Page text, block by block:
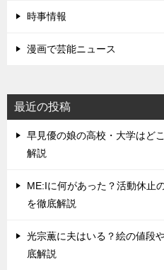
時事情報
漫画で芸能ニュース
最近の投稿
早見優の娘の高校・大学はど
解説
ME:Iに何があった？活動休止
を徹底解説
光宗薫に夫はいる？絵の値段
底解説